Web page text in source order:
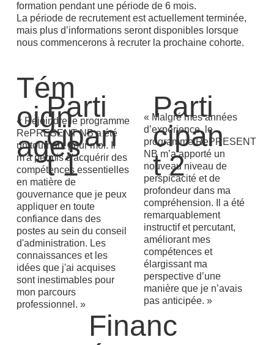
Financ
Tém
oign
ages
Parti
cipan
t 1
« Rejoindre le programme
RePRESENT NB a été
un tournant pour moi. Il
m'a permis d'acquérir des
compétences essentielles
en matière de
gouvernance que je peux
appliquer en toute
confiance dans des
postes au sein du conseil
d'administration. Les
connaissances et les
idées que j'ai acquises
sont inestimables pour
mon parcours
professionnel. »
Parti
cipan
t 2
« Malgré mes années
d’expérience, le
programme RePRESENT
NB m’a apporté un
nouveau niveau de
perspicacité et de
profondeur dans ma
compréhension. Il a été
remarquablement
instructif et percutant,
améliorant mes
compétences et
élargissant ma
perspective d’une
manière que je n’avais
pas anticipée. »
formation pendant une période de 6 mois.
La période de recrutement est actuellement terminée,
mais plus d’informations seront disponibles lorsque
nous commencerons à recruter la prochaine cohorte.